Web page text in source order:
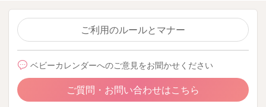
ご利用のルールとマナー
ベビーカレンダーへのご意見をお聞かせください
ご質問・お問い合わせはこちら